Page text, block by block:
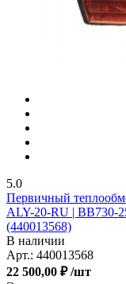
5.0
Первичный
ALY-20-RU | BB730-
(440013568)
В наличии
Арт.: 440013568
22 500,00 ₽/шт